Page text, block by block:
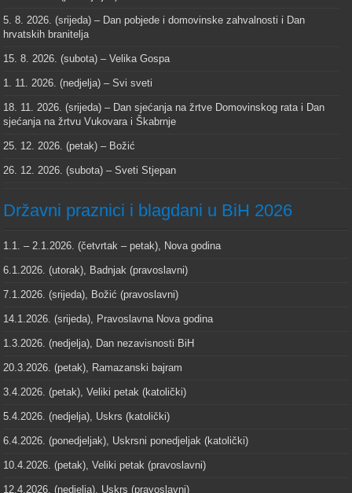
5. 8. 2026. (srijeda) – Dan pobjede i domovinske zahvalnosti i Dan
hrvatskih branitelja
15. 8. 2026. (subota) – Velika Gospa
1. 11. 2026. (nedjelja) – Svi sveti
18. 11. 2026. (srijeda) – Dan sjećanja na žrtve Domovinskog rata i Dan
sjećanja na žrtvu Vukovara i Škabrnje
25. 12. 2026. (petak) – Božić
26. 12. 2026. (subota) – Sveti Stjepan
Državni praznici i blagdani u BiH 2026
1.1. – 2.1.2026. (četvrtak – petak), Nova godina
6.1.2026. (utorak), Badnjak (pravoslavni)
7.1.2026. (srijeda), Božić (pravoslavni)
14.1.2026. (srijeda), Pravoslavna Nova godina
1.3.2026. (nedjelja), Dan nezavisnosti BiH
20.3.2026. (petak), Ramazanski bajram
3.4.2026. (petak), Veliki petak (katolički)
5.4.2026. (nedjelja), Uskrs (katolički)
6.4.2026. (ponedjeljak), Uskrsni ponedjeljak (katolički)
10.4.2026. (petak), Veliki petak (pravoslavni)
12.4.2026. (nedjelja), Uskrs (pravoslavni)